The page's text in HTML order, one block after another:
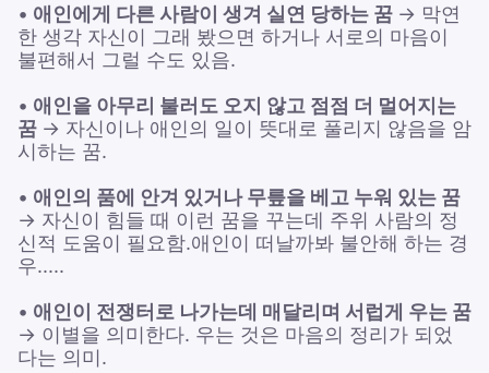
• 애인에게 다른 사람이 생겨 실연 당하는 꿈 → 막연
한 생각 자신이 그래 봤으면 하거나 서로의 마음이
불편해서 그럴 수도 있음.
• 애인을 아무리 불러도 오지 않고 점점 더 멀어지는
꿈 → 자신이나 애인의 일이 뜻대로 풀리지 않음을 암
시하는 꿈.
• 애인의 품에 안겨 있거나 무릎을 베고 누워 있는 꿈
→ 자신이 힘들 때 이런 꿈을 꾸는데 주위 사람의 정
신적 도움이 필요함.애인이 떠날까봐 불안해 하는 경
우.....
• 애인이 전쟁터로 나가는데 매달리며 서럽게 우는 꿈
→ 이별을 의미한다. 우는 것은 마음의 정리가 되었
다는 의미.